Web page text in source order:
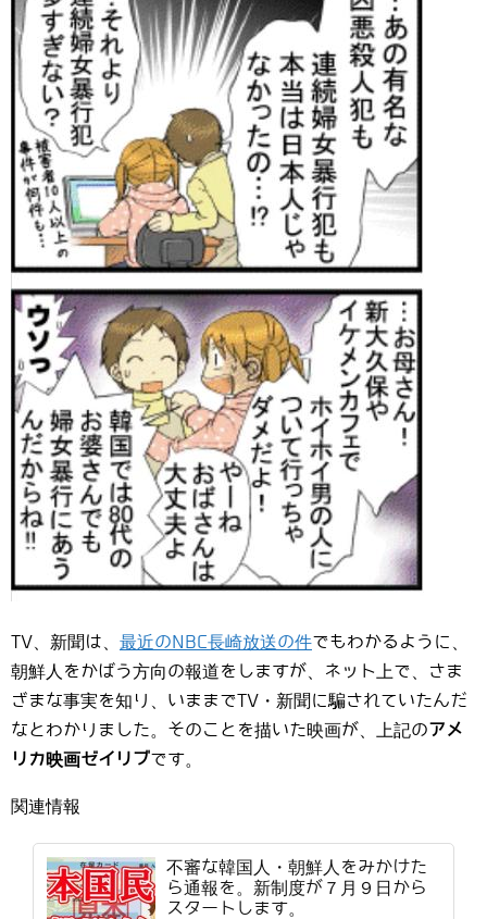
TV、新聞は、 最近のNBC長崎放送の件でもわかるように、
朝鮮人をかばう方向の報道をしますが、ネット上で、さま
ざまな事実を知り、いままでTV・新聞に騙されていたんだ
なとわかりました。そのことを描いた映画が、上記のアメ
リカ映画ゼイリブです。
関連情報
不審な韓国人・朝鮮人をみかけた
ら通報を。新制度が７月９日から
スタートします。